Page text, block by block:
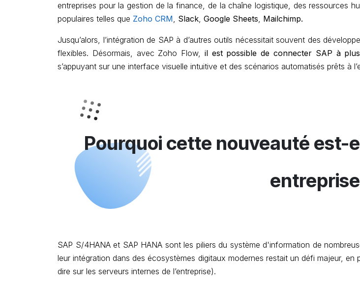
entreprises pour la gestion de la finance, de la chaîne logistique, des ressources
populaires telles que Zoho CRM, Slack, Google Sheets, Mailchimp.
Jusqu’alors, l’intégration de SAP à d’autres outils nécessitait souvent des
flexibles. Désormais, avec Zoho Flow, il est possible de connecter SAP à
s’appuyant sur une interface visuelle intuitive et des scénarios automatisés prêts à
Pourquoi cette nouveauté est-
SAP S/4HANA et SAP HANA sont les piliers du système d'information de
leur intégration dans des écosystèmes digitaux modernes restait un défi majeur,
dire sur les serveurs internes de l’entreprise).